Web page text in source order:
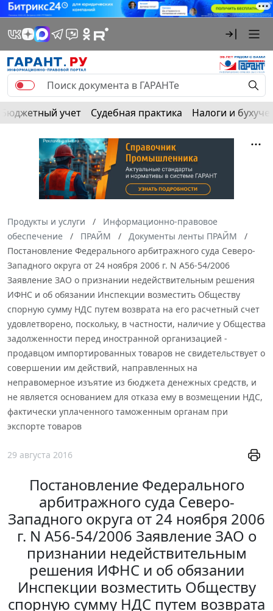
Бюджетный учет Судебная практика Налоги и
Продукты и услуги
Информационно-правовое
обеспечение
ПРАЙМ
Документы ленты ПРАЙМ
Постановление Федерального арбитражного суда Северо-
Западного округа от 24 ноября 2006 г. N А56-54/2006
Заявление ЗАО о признании недействительным решения
ИФНС и об обязании Инспекции возместить Обществу
спорную сумму НДС путем возврата на его расчетный счет
удовлетворено, поскольку, в частности, наличие у Общества
задолженности перед иностранной организацией -
продавцом импортированных товаров не свидетельствует о
совершении им действий, направленных на
неправомерное изъятие из бюджета денежных средств, и
не является основанием для отказа ему в возмещении НДС,
фактически уплаченного таможенным органам при
экспорте товаров
29 августа 2016
Постановление Федерального
арбитражного суда Северо-
Западного округа от 24 ноября 2006
г. N А56-54/2006 Заявление ЗАО о
признании недействительным
решения ИФНС и об обязании
Инспекции возместить Обществу
спорную сумму НДС путем возврата